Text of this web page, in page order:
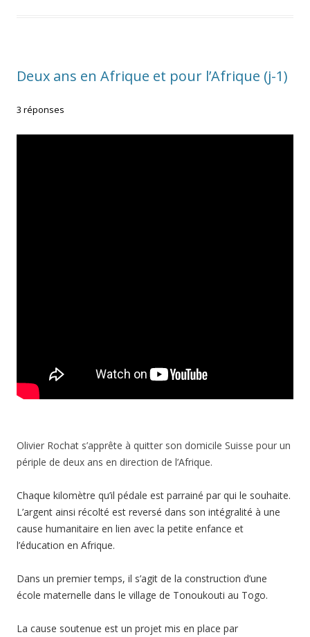
Deux ans en Afrique et pour l’Afrique (j-1)
3 réponses
Olivier Rochat s’apprête à quitter son domicile Suisse pour un
périple de deux ans en direction de l’Afrique.
Chaque kilomètre qu’il pédale est parrainé par qui le souhaite.
L’argent ainsi récolté est reversé dans son intégralité à une
cause humanitaire en lien avec la petite enfance et
l’éducation en Afrique.
Dans un premier temps, il s’agit de la construction d’une
école maternelle dans le village de Tonoukouti au Togo.
La cause soutenue est un projet mis en place par